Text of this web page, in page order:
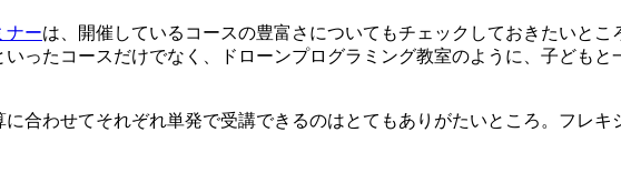
ナーは、開催しているコースの豊富さについてもチェックしておきたいと
ったコースだけでなく、ドローンプログラミング教室のように、子ども
合わせてそれぞれ単発で受講できるのはとてもありがたいところ。フレ